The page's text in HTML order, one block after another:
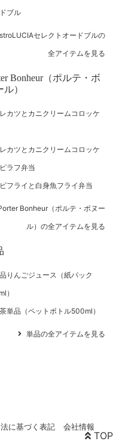
ブル
セレクトオードブルの
全アイテムを見る
Bonheur（ポルテ・ボ
ル）
カツとカニクリームコロッケ
カツとカニクリームコロッケ
ラフ弁当
フライと白身魚フライ弁当
Bonheur（ポルテ・ボヌー
ル）の全アイテムを見る
りんごジュース（紙パック
）
単品（ペットボトル500ml）
単品の全アイテムを見る
TOP
に基づく表記
会社情報